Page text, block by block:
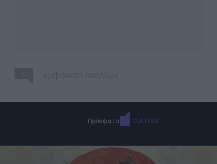
Πρόσφατα CULTURE